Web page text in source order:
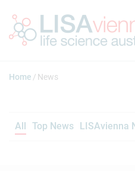
Home News
All Top News LISAvienna